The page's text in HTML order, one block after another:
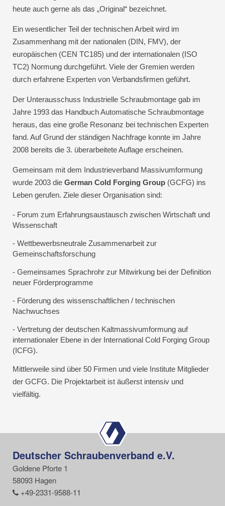
heute auch gerne als das „Original“ bezeichnet.
Ein wesentlicher Teil der technischen Arbeit wird im
Zusammenhang mit der nationalen (DIN, FMV), der
europäischen (CEN TC185) und der internationalen (ISO
TC2) Normung durchgeführt. Viele der Gremien werden
durch erfahrene Experten von Verbandsfirmen geführt.
Der Unterausschuss Industrielle Schraubmontage gab im
Jahre 1993 das Handbuch Automatische Schraubmontage
heraus, das eine große Resonanz bei technischen Experten
fand. Auf Grund der ständigen Nachfrage konnte im Jahre
2008 bereits die 3. überarbeitete Auflage erscheinen.
Gemeinsam mit dem Industrieverband Massivumformung
wurde 2003 die German Cold Forging Group (GCFG) ins
Leben gerufen. Ziele dieser Organisation sind:
- Forum zum Erfahrungsaustausch zwischen Wirtschaft und
Wissenschaft
- Wettbewerbsneutrale Zusammenarbeit zur
Gemeinschaftsforschung
- Gemeinsames Sprachrohr zur Mitwirkung bei der Definition
neuer Förderprogramme
- Förderung des wissenschaftlichen / technischen
Nachwuchses
- Vertretung der deutschen Kaltmassivumformung auf
internationaler Ebene in der International Cold Forging Group
(ICFG).
Mittlerweile sind über 50 Firmen und viele Institute Mitglieder
der GCFG. Die Projektarbeit ist äußerst intensiv und
vielfältig.
Deutscher Schraubenverband e.V.
Goldene Pforte 1
58093 Hagen
+49-2331-9588-11